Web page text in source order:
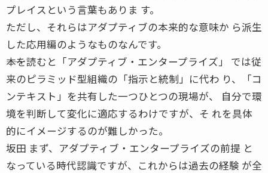
プレイスという言葉もありま す。
ただし、それらはアダプティブの本来的な意味か ら派生
した応用編のようなものなんです。
――本を読むと「アダプティブ・エンタープライズ」 では従
来のピラミッド型組織の「指示と統制」に代わ り、「コ
ンテキスト」を共有した一つひとつの現場が、 自分で環
境を判断して変化に適応するわけですが、そ れを具体
的にイメージするのが難しかった。
坂田 まず、アダプティブ・エンタープライズの前提 と
なっている時代認識ですが、これからは過去の経験 が全